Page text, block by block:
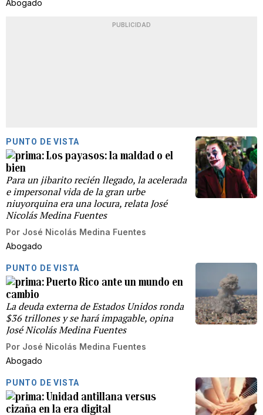
Abogado
PUBLICIDAD
PUNTO DE VISTA
Los payasos: la maldad o el
bien
Para un jibarito recién llegado, la acelerada
e impersonal vida de la gran urbe
niuyorquina era una locura, relata José
Nicolás Medina Fuentes
Por José Nicolás Medina Fuentes
Abogado
PUNTO DE VISTA
Puerto Rico ante un mundo en
cambio
La deuda externa de Estados Unidos ronda
$36 trillones y se hará impagable, opina
José Nicolás Medina Fuentes
Por José Nicolás Medina Fuentes
Abogado
PUNTO DE VISTA
Unidad antillana versus
cizaña en la era digital